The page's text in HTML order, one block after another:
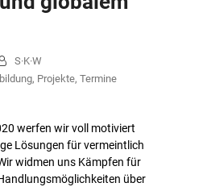
S·K·W
, Projekte,Termine
werfen wir voll motiviert
Lösungen für vermeintlich
widmen uns Kämpfen für
über